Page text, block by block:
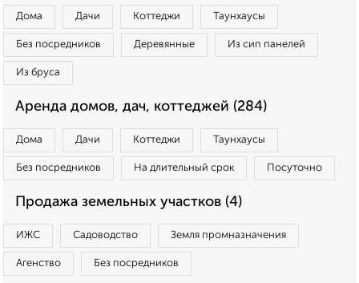
Дома Дачи Коттеджи Таунхаусы
Без посредников Деревянные Из сип панелей
Из бруса
Аренда домов, дач, коттеджей (284)
Дома Дачи Коттеджи Таунхаусы
Без посредников На длительный срок Посуточно
Продажа земельных участков (4)
ИЖС Садоводство Земля промназначения
Агенство Без посредников